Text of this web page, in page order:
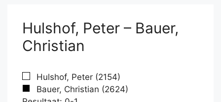
Hulshof, Peter – Bauer,
Christian
Hulshof, Peter (2154)
Bauer, Christian (2624)